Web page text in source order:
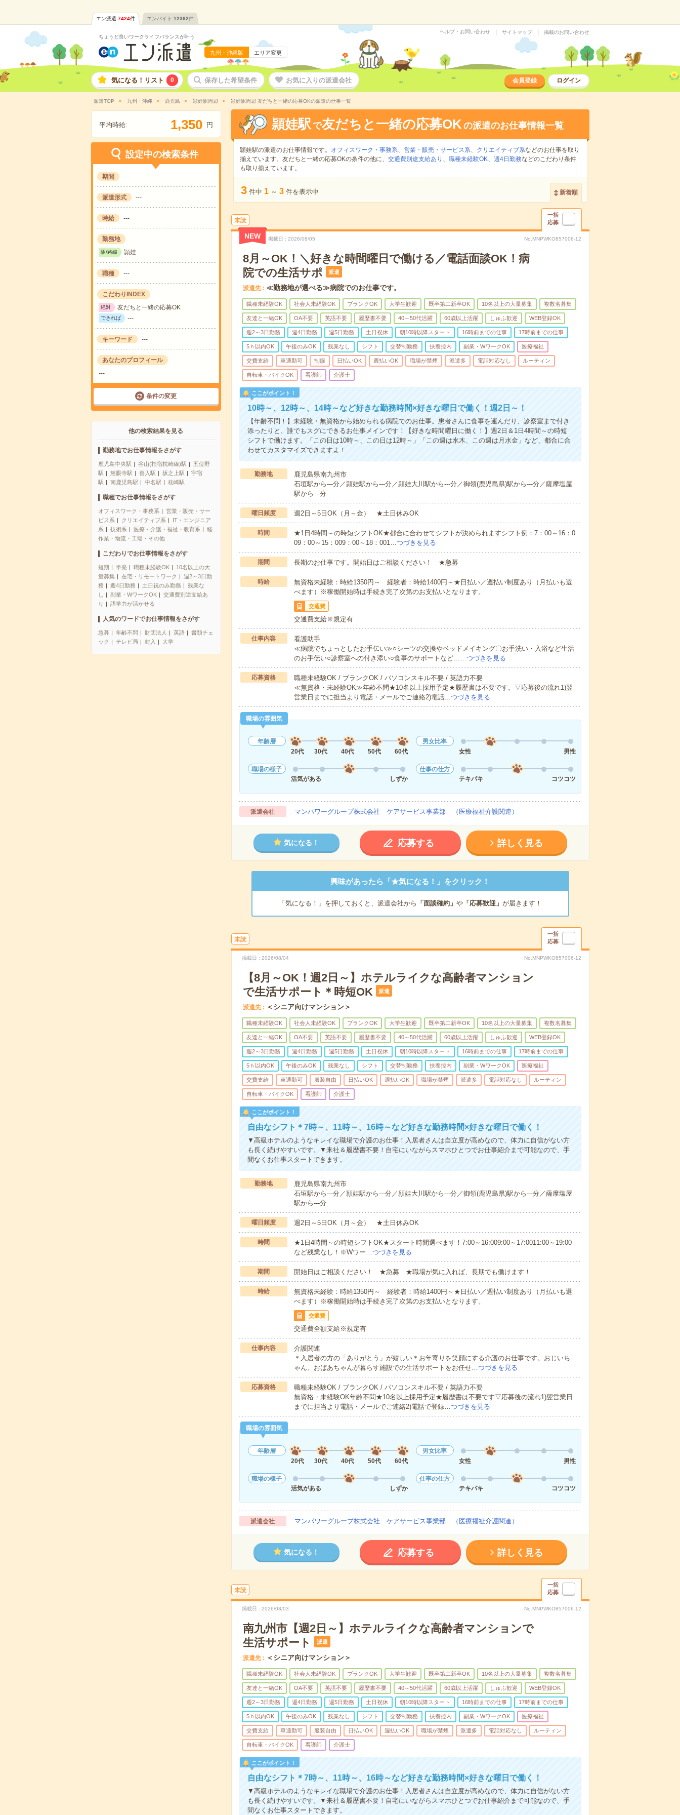
エン派遣 7424件 エンバイト 12362件
ちょうど良いワークライフバランスが叶う
九州・沖縄版 エリア変更
ヘルプ・お問い合わせ サイトマップ 掲載のお問い合わせ
気になる！リスト 0 保存した希望条件 お気に入りの派遣会社 会員登録 ログイン
派遣TOP 九州・沖縄 鹿児島 頴娃駅周辺 頴娃駅周辺 友だちと一緒の応募OKの派遣の仕事一覧
平均時給: 1,350 円
設定中の検索条件
期間 ---
派遣形式 ---
時給 ---
勤務地
駅/路線 頴娃
職種 ---
こだわりINDEX
絶対 友だちと一緒の応募OK
できれば ---
キーワード ---
あなたのプロフィール
---
条件の変更
他の検索結果を見る
勤務地でお仕事情報をさがす
鹿児島中央駅 谷山(指宿枕崎線)駅
五位野
駅
慈眼寺駅 喜入駅 坂之上駅
宇宿
駅
南鹿児島駅 中名駅 枕崎駅
職種でお仕事情報をさがす
オフィスワーク・事務系
営業・販売・サー
ビス系
クリエイティブ系
IT・エンジニア
系
技術系 医療・介護・福祉・教育系
軽
作業・物流・工場・その他
こだわりでお仕事情報をさがす
短期 単発 職種未経験OK
10名以上の大
量募集
在宅・リモートワーク
週2～3日勤
務
週4日勤務 土日祝のみ勤務
残業な
し
副業・WワークOK
交通費別途支給あ
り
語学力が活かせる
人気のワードでお仕事情報をさがす
急募 年齢不問 財団法人 英語
書類チェ
ック
テレビ局 封入 大学
頴娃駅 で友だちと一緒の応募OKの派遣のお仕事情報一覧
頴娃駅の派遣のお仕事情報です。 オフィスワーク・事務系、 営業・販売・サービス系、 クリエイティブ系などのお仕事を取り
揃えています。友だちと一緒の応募OKの条件の他に、 交通費別途支給あり 、 職種未経験OK、 週4日勤務などのこだわり条件
も取り揃えています。
3 件中 1 ～ 3 件を表示中 新着順
未読
一括
応募
NEW 掲載日 2026/08/05 No.MNPWKO857006-12
8月～OK！＼好きな時間曜日で働ける／電話面談OK！病
院での生活サポ
派遣
派遣先 ≪勤務地が選べる≫病院でのお仕事です。
職種未経験OK 社会人未経験OK ブランクOK 大学生歓迎 既卒第二新卒OK 10名以上の大量募集 複数名募集
友達と一緒OK OA不要 英語不要 履歴書不要 40～50代活躍 60歳以上活躍 しゅふ歓迎 WEB登録OK
週2～3日勤務 週4日勤務 週5日勤務 土日祝休 朝10時以降スタート 16時前までの仕事 17時前までの仕事
5ｈ以内OK 午後のみOK 残業なし シフト 交替制勤務 扶養控内 副業・WワークOK 医療福祉
交費支給 車通勤可 制服 日払いOK 週払いOK 職場が禁煙 派遣多 電話対応なし ルーティン
自転車・バイクOK 看護師 介護士
ここがポイント！
10時～、12時～、14時～など好きな勤務時間×好きな曜日で働く！週2日～！
【年齢不問！】未経験・無資格から始められる病院でのお仕事。患者さんに食事を運んだり、診察室まで付き
添ったりと、誰でもスグにできるお仕事メインです！【好きな時間曜日に働く！】週2日＆1日4時間～の時短
シフトで働けます。「この日は10時～、この日は12時～」「この週は水木、この週は月水金」など、都合に合
わせてカスタマイズできますよ！
勤務地
鹿児島県南九州市
石垣駅から---分／頴娃駅から---分／頴娃大川駅から---分／御領(鹿児島県)駅から---分／薩摩塩屋
駅から---分
曜日頻度 週2日～5日OK（月～金） ★土日休みOK
時間
★1日4時間～の時短シフトOK★都合に合わせてシフトが決められますシフト例：7：00～16：0
09：00～15：009：00～18：001…つづきを見る
期間 長期のお仕事です。開始日はご相談ください！ ★急募
時給
無資格未経験：時給1350円～ 経験者：時給1400円～★日払い／週払い制度あり（月払いも選
べます）※稼働開始時は手続き完了次第のお支払いとなります。
交通費
交通費支給※規定有
仕事内容
看護助手
≪病院でちょっとしたお手伝い≫○シーツの交換やベッドメイキング〇お手洗い・入浴など生活
のお手伝い○診察室への付き添い○食事のサポートなど……つづきを見る
応募資格
職種未経験OK / ブランクOK / パソコンスキル不要 / 英語力不要
≪無資格・未経験OK≫年齢不問★10名以上採用予定★履歴書は不要です。▽応募後の流れ1)翌
営業日までに担当より電話・メールでご連絡2)電話…つづきを見る
職場の雰囲気
年齢層
20代
30代 40代 50代 60代
男女比率
女性
男性
職場の様子
活気がある
しずか
仕事の仕方
テキパキ
コツコツ
派遣会社 マンパワーグループ株式会社 ケアサービス事業部 （医療福祉介護関連）
気になる！ 応募する 詳しく見る
興味があったら「★気になる！」をクリック！
「気になる！」を押しておくと、派遣会社から 「面談確約」 や「応募歓迎」 が届きます！
未読
一括
応募
掲載日 2026/08/04 No.MNPWKO857006-12
【8月～OK！週2日～】ホテルライクな高齢者マンション
で生活サポート＊時短OK
派遣
派遣先 ＜シニア向けマンション＞
職種未経験OK 社会人未経験OK ブランクOK 大学生歓迎 既卒第二新卒OK 10名以上の大量募集 複数名募集
友達と一緒OK OA不要 英語不要 履歴書不要 40～50代活躍 60歳以上活躍 しゅふ歓迎 WEB登録OK
週2～3日勤務 週4日勤務 週5日勤務 土日祝休 朝10時以降スタート 16時前までの仕事 17時前までの仕事
5ｈ以内OK 午後のみOK 残業なし シフト 交替制勤務 扶養控内 副業・WワークOK 医療福祉
交費支給 車通勤可 服装自由 日払いOK 週払いOK 職場が禁煙 派遣多 電話対応なし ルーティン
自転車・バイクOK 看護師 介護士
ここがポイント！
自由なシフト＊7時～、11時～、16時～など好きな勤務時間×好きな曜日で働く！
▼高級ホテルのようなキレイな職場で介護のお仕事！入居者さんは自立度が高めなので、体力に自信がない方
も長く続けやすいです。▼来社＆履歴書不要！自宅にいながらスマホひとつでお仕事紹介まで可能なので、手
間なくお仕事スタートできます。
勤務地
鹿児島県南九州市
石垣駅から---分／頴娃駅から---分／頴娃大川駅から---分／御領(鹿児島県)駅から---分／薩摩塩屋
駅から---分
曜日頻度 週2日～5日OK（月～金） ★土日休みOK
時間
★1日4時間～の時短シフトOK★スタート時間選べます！7:00～16:009:00～17:0011:00～19:00
など残業なし！※Wワー…つづきを見る
期間 開始日はご相談ください！ ★急募 ★職場が気に入れば、長期でも働けます！
時給
無資格未経験：時給1350円～ 経験者：時給1400円～★日払い／週払い制度あり（月払いも選
べます）※稼働開始時は手続き完了次第のお支払いとなります。
交通費
交通費全額支給※規定有
仕事内容
介護関連
＊入居者の方の「ありがとう」が嬉しい＊お年寄りを笑顔にする介護のお仕事です。おじいち
ゃん、おばあちゃんが暮らす施設での生活サポートをお任せ…つづきを見る
応募資格
職種未経験OK / ブランクOK / パソコンスキル不要 / 英語力不要
無資格・未経験OK年齢不問★10名以上採用予定★履歴書は不要です▽応募後の流れ1)翌営業日
までに担当より電話・メールでご連絡2)電話で登録…つづきを見る
職場の雰囲気
年齢層
20代
30代 40代 50代 60代
男女比率
女性
男性
職場の様子
活気がある
しずか
仕事の仕方
テキパキ
コツコツ
派遣会社 マンパワーグループ株式会社 ケアサービス事業部 （医療福祉介護関連）
気になる！ 応募する 詳しく見る
未読
一括
応募
掲載日 2026/08/03 No.MNPWKO857006-12
南九州市【週2日～】ホテルライクな高齢者マンションで
生活サポート
派遣
派遣先 ＜シニア向けマンション＞
職種未経験OK 社会人未経験OK ブランクOK 大学生歓迎 既卒第二新卒OK 10名以上の大量募集 複数名募集
友達と一緒OK OA不要 英語不要 履歴書不要 40～50代活躍 60歳以上活躍 しゅふ歓迎 WEB登録OK
週2～3日勤務 週4日勤務 週5日勤務 土日祝休 朝10時以降スタート 16時前までの仕事 17時前までの仕事
5ｈ以内OK 午後のみOK 残業なし シフト 交替制勤務 扶養控内 副業・WワークOK 医療福祉
交費支給 車通勤可 服装自由 日払いOK 週払いOK 職場が禁煙 派遣多 電話対応なし ルーティン
自転車・バイクOK 看護師 介護士
ここがポイント！
自由なシフト＊7時～、11時～、16時～など好きな勤務時間×好きな曜日で働く！
▼高級ホテルのようなキレイな職場で介護のお仕事！入居者さんは自立度が高めなので、体力に自信がない方
も長く続けやすいです。▼来社＆履歴書不要！自宅にいながらスマホひとつでお仕事紹介まで可能なので、手
間なくお仕事スタートできます。